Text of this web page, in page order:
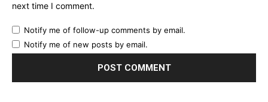
next time I comment.
Notify me of follow-up comments by email.
Notify me of new posts by email.